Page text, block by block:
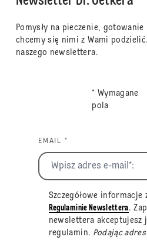
Pomysły na pieczenie,
chcemy się nimi z Wami
naszego newslettera.
* Wymagane
pola
EMAIL *
Szczegółowe informacje
Regulaminie Newslettera.
newslettera akceptujesz
regulamin. Podając